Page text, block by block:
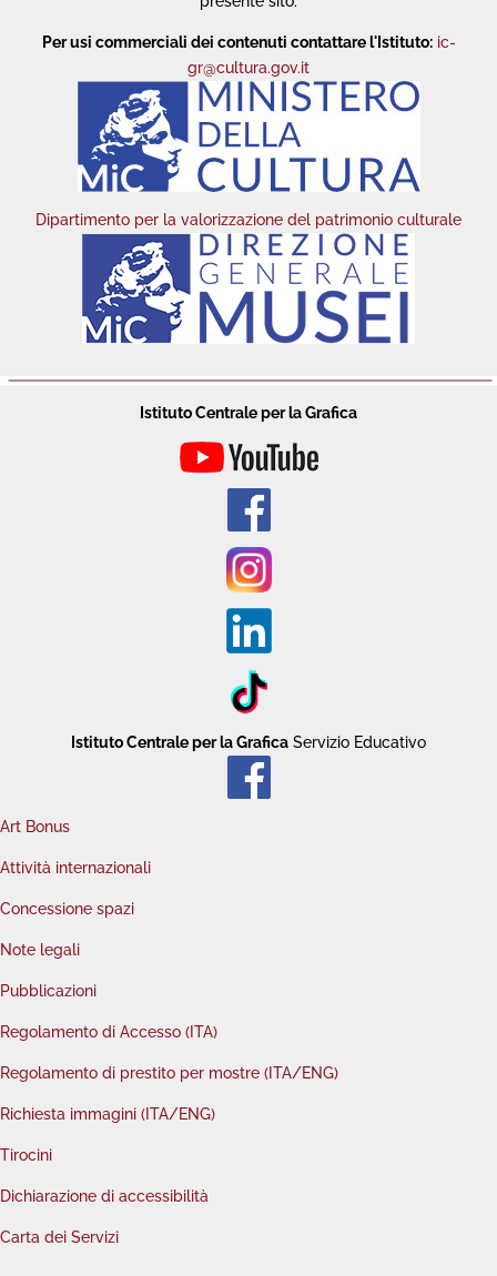
Per usi commerciali dei contenuti contattare l'Istituto: ic-
gr@cultura.gov.it
Dipartimento per la valorizzazione del patrimonio culturale
Istituto Centrale per la Grafica
Istituto Centrale per la Grafica Servizio Educativo
Art Bonus
Attività internazionali
Concessione spazi
Note legali
Pubblicazioni
Regolamento di Accesso (ITA)
Regolamento di prestito per mostre (ITA/ENG)
Richiesta immagini (ITA/ENG)
Tirocini
Dichiarazione di accessibilità
Carta dei Servizi